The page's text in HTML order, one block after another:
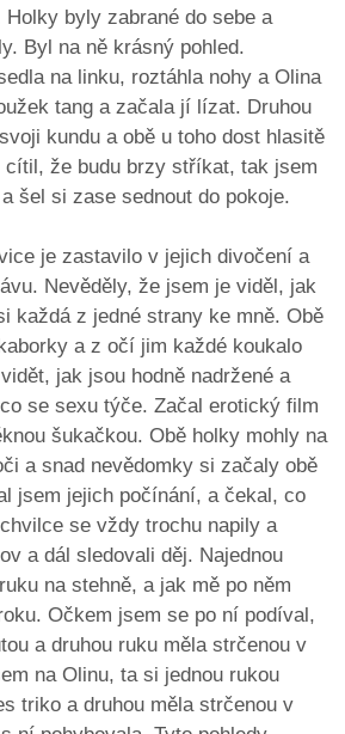
byly zabrané do sebe a
Byl na ně krásný pohled.
na linku, roztáhla nohy a Olina
tang a začala jí lízat. Druhou
kundu a obě u toho dost hlasitě
že budu brzy stříkat, tak jsem
šel si zase sednout do pokoje.
je zastavilo v jejich divočení a
Nevěděly, že jsem je viděl, jak
každá z jedné strany ke mně. Obě
a z očí jim každé koukalo
jak jsou hodně nadržené a
se sexu týče. Začal erotický film
šukačkou. Obě holky mohly na
a snad nevědomky si začaly obě
jsem jejich počínání, a čekal, co
se vždy trochu napily a
a dál sledovali děj. Najednou
na stehně, a jak mě po něm
Očkem jsem se po ní podíval,
a druhou ruku měla strčenou v
na Olinu, ta si jednou rukou
triko a druhou měla strčenou v